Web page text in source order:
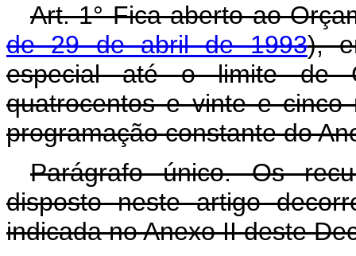
Art. 1° Fica aberto ao
de 29 de abril de 1993),
especial até o limite de
quatrocentos e vinte e
programação constante do
Parágrafo único. Os
disposto neste artigo
indicada no Anexo II deste